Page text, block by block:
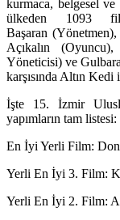
kurmaca, belgesel
ülkeden 1093
Başaran (Yönetmen),
Açıkalın (Oyuncu),
Yöneticisi) ve
karşısında Altın Kedi
İşte 15. İzmir
yapımların tam listesi:
En İyi Yerli Film:
Yerli En İyi 3. Film:
Yerli En İyi 2. Film: